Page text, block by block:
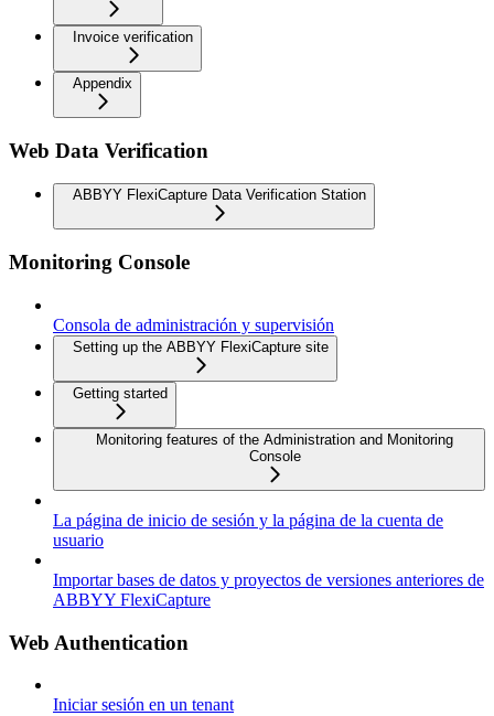
Invoice verification
Appendix
Web Data Verification
ABBYY FlexiCapture Data Verification Station
Monitoring Console
Consola de administración y supervisión
Setting up the ABBYY FlexiCapture site
Getting started
Monitoring features of the Administration and Monitoring
Console
La página de inicio de sesión y la página de la cuenta de
usuario
Importar bases de datos y proyectos de versiones anteriores de
ABBYY FlexiCapture
Web Authentication
Iniciar sesión en un tenant